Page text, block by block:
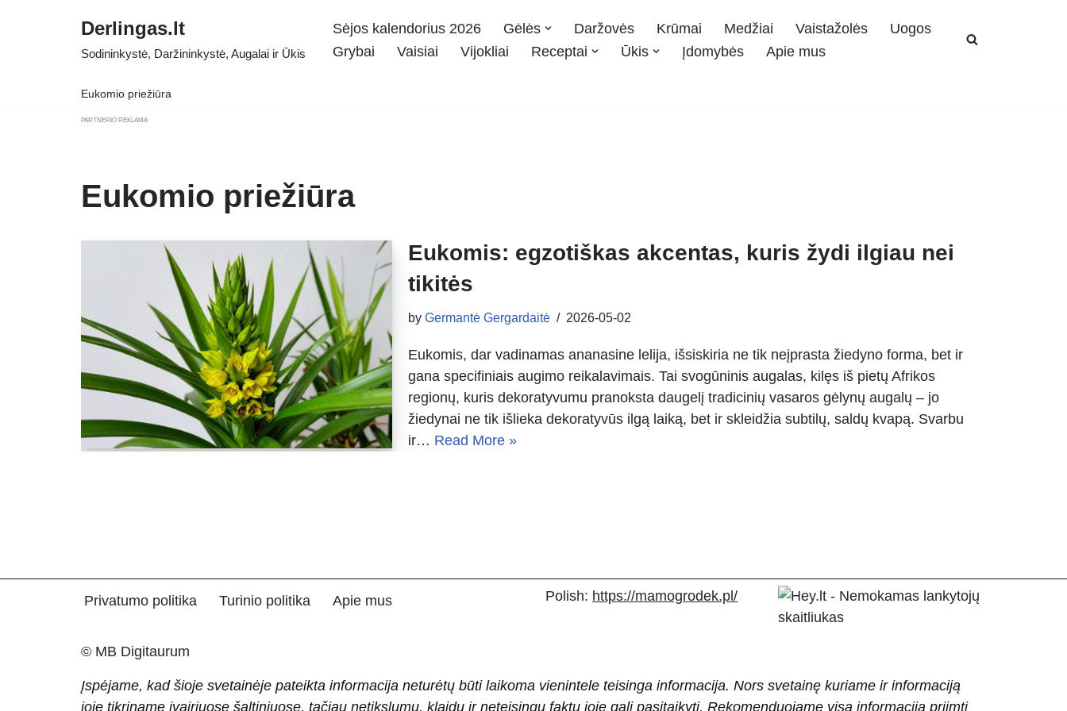
Derlingas.lt
Sodininkystė, Daržininkystė, Augalai ir Ūkis
Sėjos kalendorius 2026 Gėlės Daržovės Krūmai Medžiai Vaistažolės
Uogos
Grybai
Vaisiai Vijokliai Receptai Ūkis Įdomybės Apie mus
Eukomio priežiūra
PARTNERIO REKLAMA
Eukomio priežiūra
Eukomis: egzotiškas akcentas, kuris žydi ilgiau nei
tikitės
by Germantė Gergardaitė 2026-05-02
Eukomis, dar vadinamas ananasine lelija, išsiskiria ne tik neįprasta žiedyno forma, bet ir
gana specifiniais augimo reikalavimais. Tai svogūninis augalas, kilęs iš pietų Afrikos
regionų, kuris dekoratyvumu pranoksta daugelį tradicinių vasaros gėlynų augalų – jo
žiedynai ne tik išlieka dekoratyvūs ilgą laiką, bet ir skleidžia subtilų, saldų kvapą. Svarbu
ir… Read More »
Privatumo politika Turinio politika Apie mus Polish: https://mamogrodek.pl/
© MB Digitaurum
Įspėjame, kad šioje svetainėje pateikta informacija neturėtų būti laikoma vienintele teisinga informacija. Nors svetainę kuriame ir informaciją
joje tikriname įvairiuose šaltiniuose, tačiau netikslumų, klaidų ir neteisingų faktų joje gali pasitaikyti. Rekomenduojame visą informaciją priimti